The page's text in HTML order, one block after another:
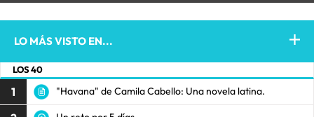
LO MÁS VISTO EN...
LOS 40
1 "Havana" de Camila Cabello: Una novela latina.